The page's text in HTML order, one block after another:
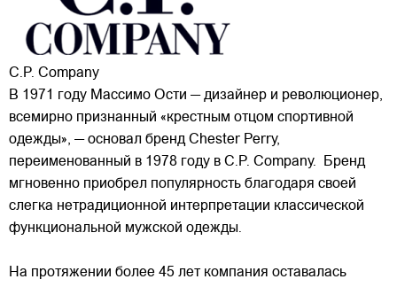
C.P. Company
В 1971 году Массимо Ости — дизайнер и революционер,
всемирно признанный «крестным отцом спортивной
одежды», — основал бренд Chester Perry,
переименованный в 1978 году в C.P. Company. Бренд
мгновенно приобрел популярность благодаря своей
слегка нетрадиционной интерпретации классической
функциональной мужской одежды.
На протяжении более 45 лет компания оставалась